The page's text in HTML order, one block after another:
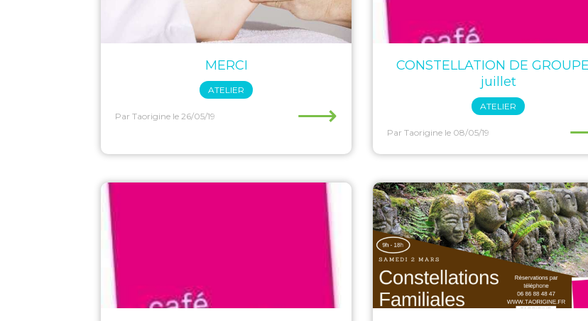
MERCI
ATELIER
Par Taorigine le 26/05/19 ⟶
CONSTELLATION DE
juillet
ATELIER
Par Taorigine le 08/05/19